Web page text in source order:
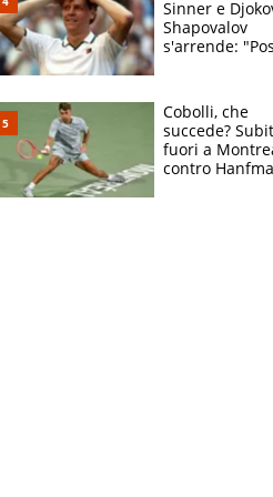
Sinner e
Shapovalov
s'arrende:
Cobolli, che
succede?
fuori a
contro